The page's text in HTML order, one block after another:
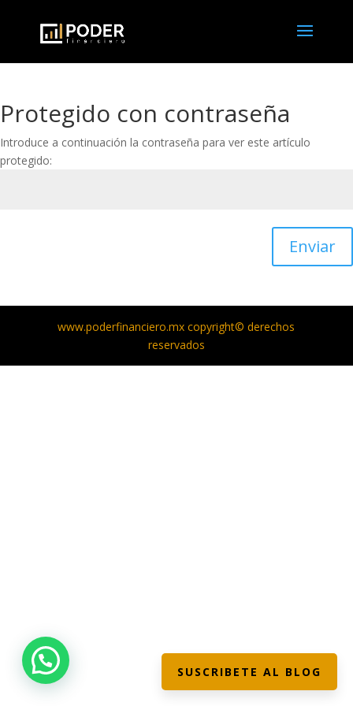
Protegido con contraseña
Introduce a continuación la contraseña para ver este artículo
protegido:
Enviar
www.poderfinanciero.mx copyright© derechos
reservados
SUSCRIBETE AL BLOG